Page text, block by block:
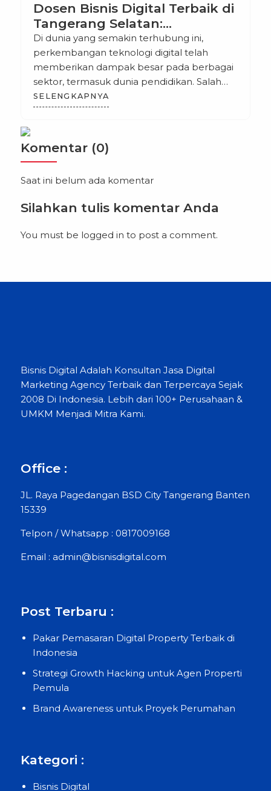
Dosen Bisnis Digital Terbaik di
Tangerang Selatan:
Meningkatkan Kualitas
Pendidikan Digital di Era
Modern
Di dunia yang semakin terhubung ini,
perkembangan teknologi digital telah
memberikan dampak besar pada berbagai
sektor, termasuk dunia pendidikan. Salah
satu sektor yang berkembang pesat adalah
bisnis digital, yang menjadi bidang yang
keahlian di bidang ini. Tangerang Selatan,
Indonesia, […]
SELENGKAPNYA
Komentar (0)
Saat ini belum ada komentar
Silahkan tulis komentar Anda
You must be logged in to post a comment.
Bisnis Digital Adalah Konsultan Jasa Digital
Marketing Agency Terbaik dan Terpercaya Sejak
2008 Di Indonesia. Lebih dari 100+ Perusahaan &
UMKM Menjadi Mitra Kami.
Office :
JL. Raya Pagedangan BSD City Tangerang Banten
15339
Telpon / Whatsapp : 0817009168
Email : admin@bisnisdigital.com
Post Terbaru :
Pakar Pemasaran Digital Property Terbaik di
Indonesia
Strategi Growth Hacking untuk Agen Properti
Pemula
Brand Awareness untuk Proyek Perumahan
Kategori :
Bisnis Digital